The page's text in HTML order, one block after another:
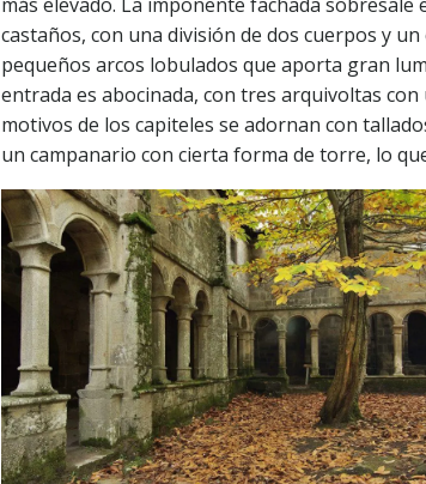
castaños, con una división de dos cuerpos y
pequeños arcos lobulados que aporta gran
entrada es abocinada, con tres arquivoltas
motivos de los capiteles se adornan con
un campanario con cierta forma de torre, lo